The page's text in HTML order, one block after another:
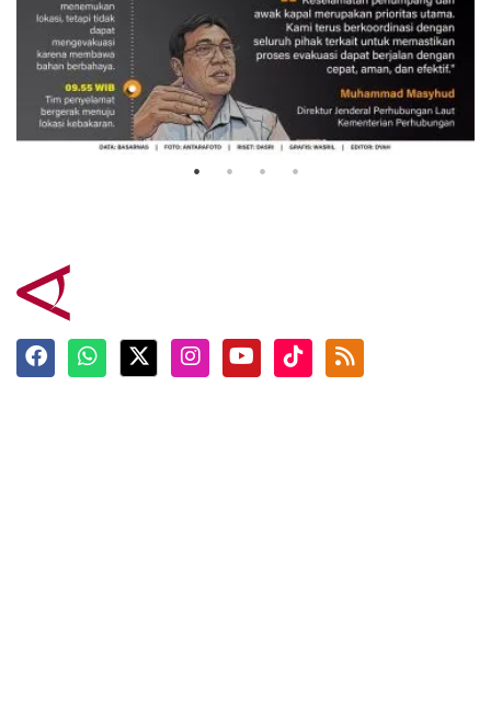
Evakuasi korban kebakaran KM
Mutiara Sentosa 2
3 Agustus 2026